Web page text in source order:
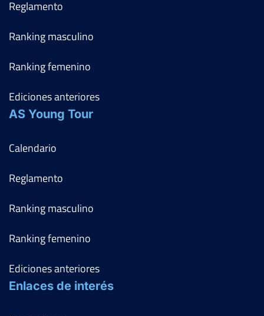
Reglamento
Ranking masculino
Ranking femenino
Ediciones anteriores
AS Young Tour
Calendario
Reglamento
Ranking masculino
Ranking femenino
Ediciones anteriores
Enlaces de interés